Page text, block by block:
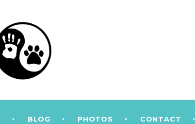
BLOG PHOTOS CONTACT